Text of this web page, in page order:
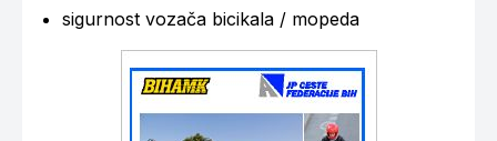
sigurnost vozača bicikala / mopeda